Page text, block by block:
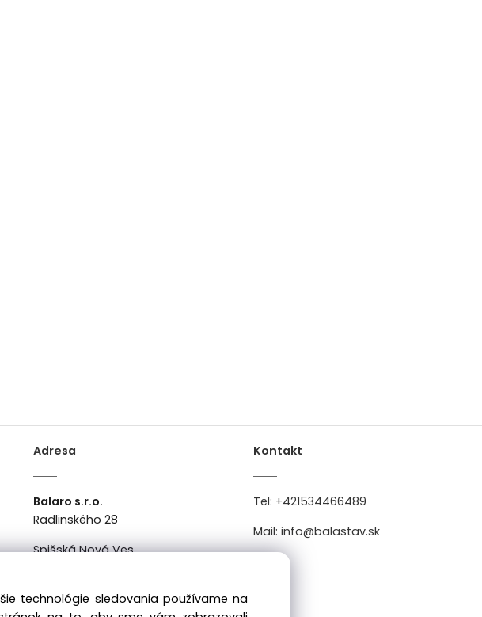
Adresa
Balaro s.r.o.
Radlinského 28
Spišská Nová Ves
Kontakt
Tel: +421534466489
Mail: info@balastav.sk
technológie sledovania používame na